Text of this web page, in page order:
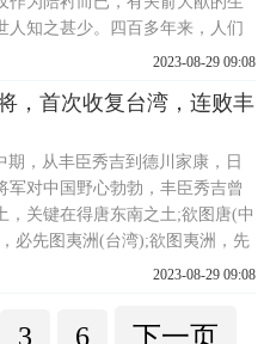
人知之甚少。四百多年来，人们
将这位当年名震海疆、功勋卓著
岁月，俞大猷与戚继光并列，一
光之
2023-08-29 09:08
，首次收复台湾，连败丰
期，从丰臣秀吉到德川家康，日
军对中国野心勃勃，丰臣秀吉曾
，关键在得唐东南之土;欲图唐(中
必先图夷洲(台湾);欲图夷洲，先
年，他派大将有马晴信出使台
大明的藩属国琉球国，甚至要把
2023-08-29 09:08
3 6 下一页